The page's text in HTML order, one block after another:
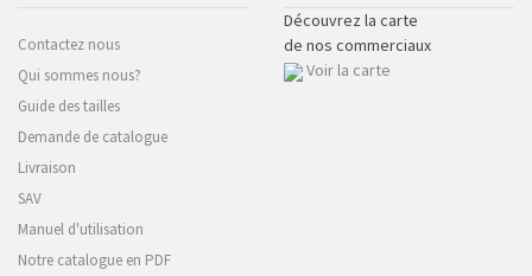
Contactez nous
Qui sommes nous?
Guide des tailles
Demande de catalogue
Livraison
SAV
Manuel d'utilisation
Notre catalogue en PDF
Découvrez la carte
de nos commerciaux
Voir la carte